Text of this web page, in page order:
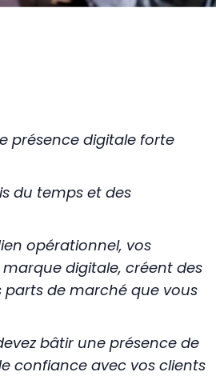
présence digitale forte
du temps et des
opérationnel, vos
digitale, créent des
parts de marché que vous
bâtir une présence de
confiance avec vos clients